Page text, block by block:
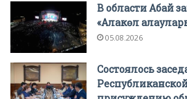
В области Абай
«Алакөл
05.08.2026
Состоялось